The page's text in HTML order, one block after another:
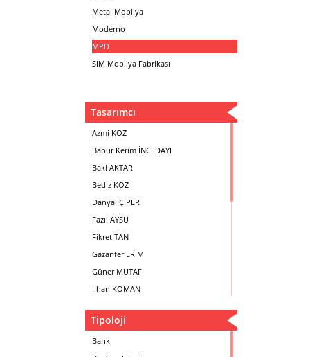
Metal Mobilya
Moderno
MPD
SİM Mobilya Fabrikası
Tasarımcı
Azmi KOZ
Babür Kerim İNCEDAYI
Baki AKTAR
Bediz KOZ
Danyal ÇİPER
Fazıl AYSU
Fikret TAN
Gazanfer ERİM
Güner MUTAF
İlhan KOMAN
Metin Atabey ATA
Minas BOYACIYAN
Tipoloji
Bank